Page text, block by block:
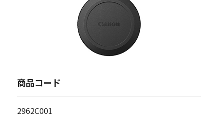
商品コード
2962C001